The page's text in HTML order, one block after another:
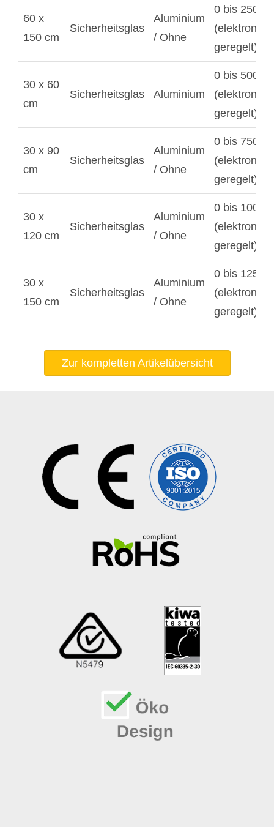
60 x
150 cm
Sicherheitsglas
Aluminium
/ Ohne
0 bis 2500
geregelt)
30 x 60
cm
Sicherheitsglas Aluminium
0 bis 500 W
geregelt)
30 x 90
cm
Sicherheitsglas
Aluminium
/ Ohne
0 bis 750 W
geregelt)
30 x
120 cm
Sicherheitsglas
Aluminium
/ Ohne
0 bis 1000
geregelt)
30 x
150 cm
Sicherheitsglas
Aluminium
/ Ohne
0 bis 1250
geregelt)
Zur kompletten Artikelübersicht